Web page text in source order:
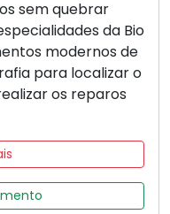
sem quebrar
da Bio
modernos de
para localizar o
os reparos